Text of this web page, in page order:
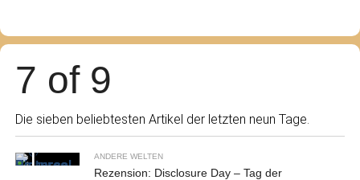
7 of 9
Die sieben beliebtesten Artikel der letzten neun Tage.
ANDERE WELTEN
Rezension: Disclosure Day – Tag der